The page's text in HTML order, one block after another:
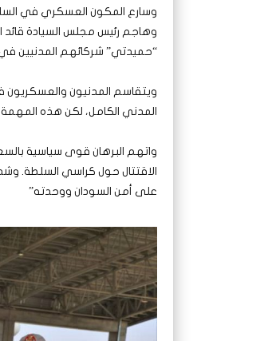
وسارع المكون العسكري في
وهاجم رئيس مجلس السيادة قائد
“حميدتي” شركائهم المدنيين
المدني الكامل، لكن هذه المهمة
واتهم البرهان قوى سياسية
الاقتتال حول كراسي السلطة.
على أمن السودان ووحدته”